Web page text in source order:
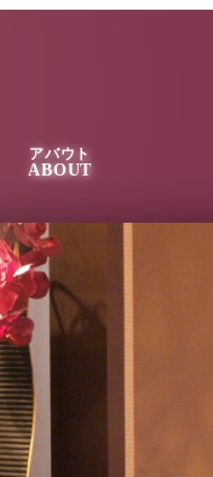
アバウト
ABOUT